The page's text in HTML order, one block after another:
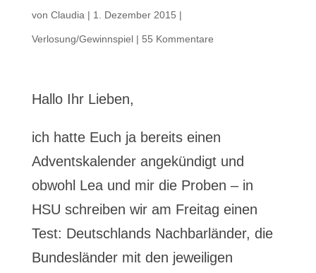
von Claudia | 1. Dezember 2015 |
Verlosung/Gewinnspiel| 55 Kommentare
Hallo Ihr Lieben,
ich hatte Euch ja bereits einen
Adventskalender angekündigt und
obwohl Lea und mir die Proben – in
HSU schreiben wir am Freitag einen
Test: Deutschlands Nachbarländer, die
Bundesländer mit den jeweiligen